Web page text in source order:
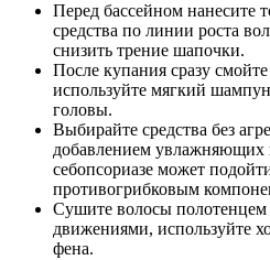
Перед бассейном нанесите
средства по линии роста
снизить трение шапочки.
После купания сразу
используйте мягкий
головы.
Выбирайте средства без
добавлением увлажняющих
себопсориазе может
противогрибковым
Сушите волосы
движениями, используйте
фена.